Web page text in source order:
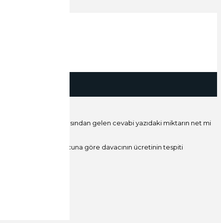
mühendisleri odasından gelen cevabi yazıdaki miktarın net mi
sonucuna göre davacının ücretinin tespiti